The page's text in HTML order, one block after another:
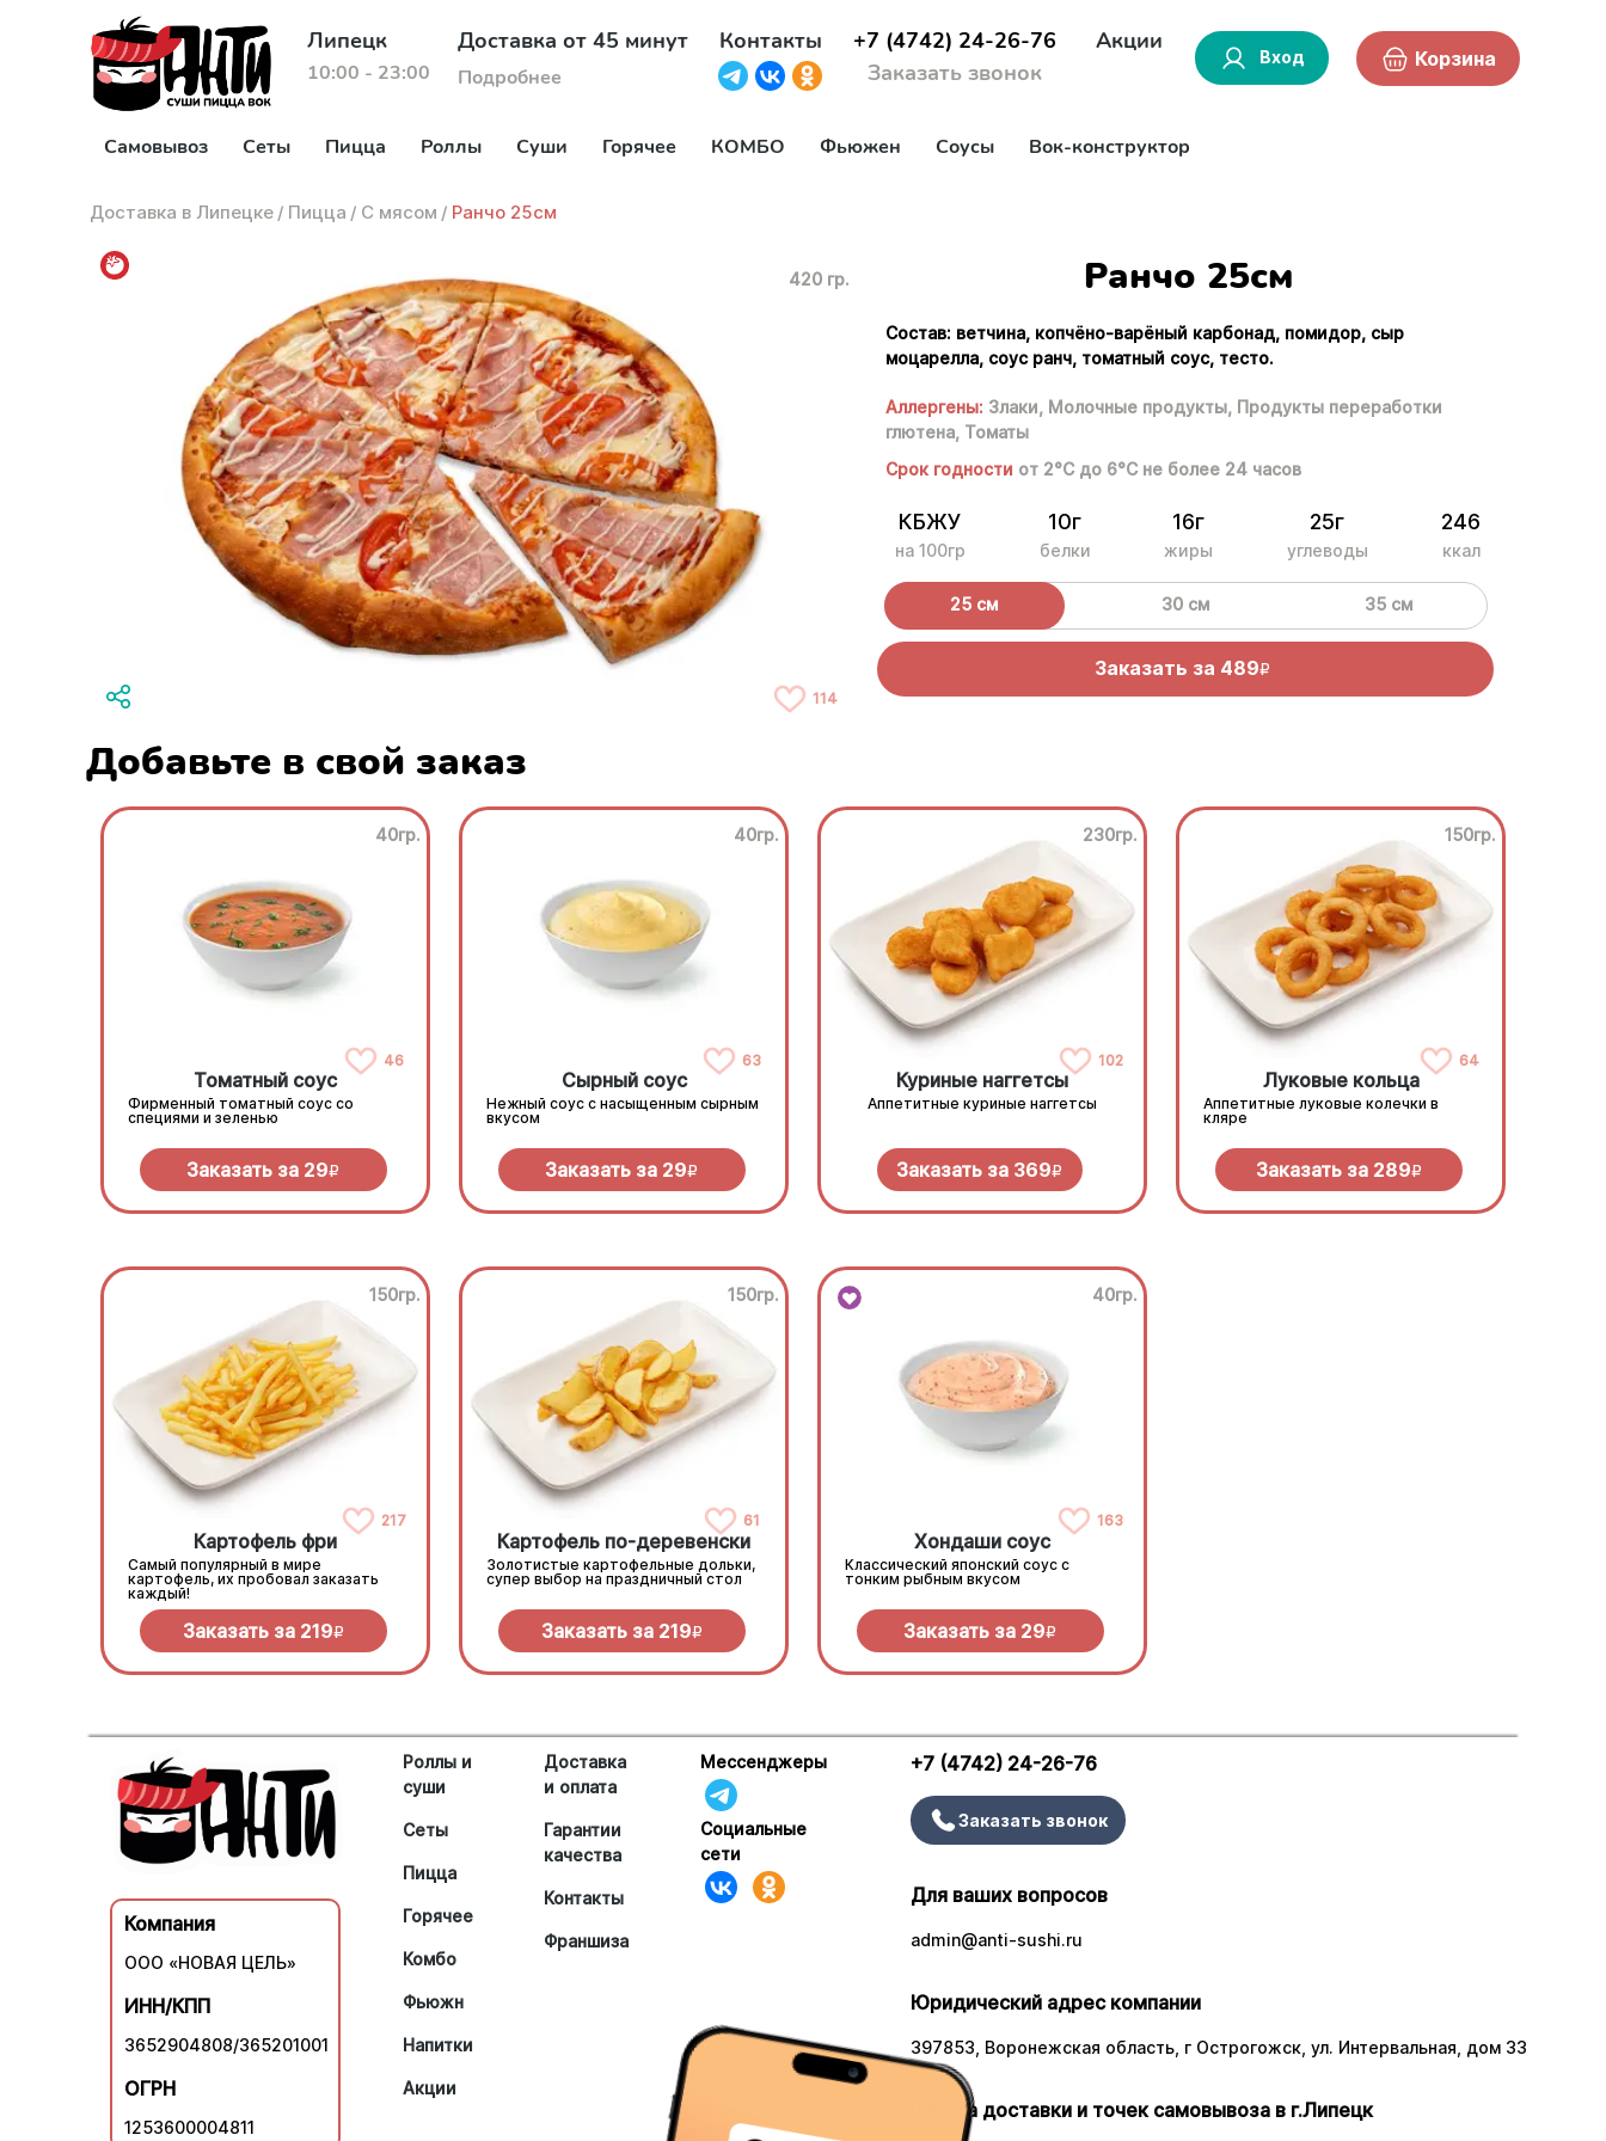
Липецк
10:00 - 23:00
Доставка от 45 минут
Подробнее
Контакты
+7 (4742) 24-26-76
Заказать звонок
Акции
Вход Корзина
Самовывоз Сеты Пицца Роллы Суши Горячее КОМБО Фьюжен Соусы Вок-конструктор
Доставка в Липецке / Пицца / С мясом / Ранчо 25см
420 гр.
114
Ранчо 25см
Состав: ветчина, копчёно-варёный карбонад, помидор, сыр
моцарелла, соус ранч, томатный соус, тесто.
Аллергены: Злаки, Молочные продукты, Продукты переработки
глютена, Томаты
Срок годности от 2°С до 6°С не более 24 часов
КБЖУ
на 100гр
10г
белки
16г
жиры
25г
углеводы
246
ккал
25 см 30 см 35 см
Заказать за 489R
Добавьте в свой заказ
40гр.
46
Томатный соус
Фирменный томатный соус со
специями и зеленью
Заказать за 29R
40гр.
63
Сырный соус
Нежный соус с насыщенным сырным
вкусом
Заказать за 29R
230гр.
102
Куриные наггетсы
Аппетитные куриные наггетсы
Заказать за 369R
150гр.
64
Луковые кольца
Аппетитные луковые колечки в
кляре
Заказать за 289R
150гр.
217
Картофель фри
Самый популярный в мире
картофель, их пробовал заказать
каждый!
Заказать за 219R
150гр.
61
Картофель по-деревенски
Золотистые картофельные дольки,
супер выбор на праздничный стол
Заказать за 219R
40гр.
163
Хондаши соус
Классический японский соус с
тонким рыбным вкусом
Заказать за 29R
Компания
ООО «НОВАЯ ЦЕЛЬ»
ИНН/КПП
3652904808/365201001
ОГРН
1253600004811
Роллы и
суши
Сеты
Пицца
Горячее
Комбо
Фьюжн
Напитки
Акции
Доставка
и оплата
Гарантии
качества
Контакты
Франшиза
Мессенджеры
Социальные
сети
+7 (4742) 24-26-76
Заказать звонок
Для ваших вопросов
admin@anti-sushi.ru
Юридический адрес компании
397853, Воронежская область, г Острогожск, ул. Интервальная, дом 33
Работа доставки и точек самовывоза в г.Липецк